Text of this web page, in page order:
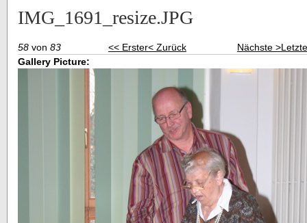
IMG_1691_resize.JPG
58 von 83 << Erster< Zurück Nächste >
Gallery Picture: